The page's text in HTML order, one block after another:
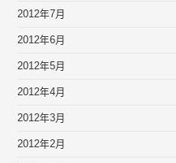
2012年7月
2012年6月
2012年5月
2012年4月
2012年3月
2012年2月